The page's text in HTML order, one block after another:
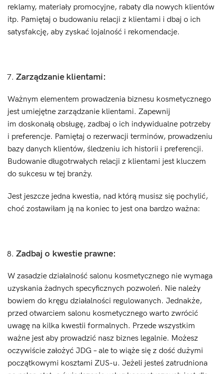
reklamy, materiały promocyjne, rabaty dla nowych klientów
itp. Pamiętaj o budowaniu relacji z klientami i dbaj o ich
satysfakcję, aby zyskać lojalność i rekomendacje.
Zarządzanie klientami:
Ważnym elementem prowadzenia biznesu kosmetycznego
jest umiejętne zarządzanie klientami. Zapewnij
im doskonałą obsługę, zadbaj o ich indywidualne potrzeby
i preferencje. Pamiętaj o rezerwacji terminów, prowadzeniu
bazy danych klientów, śledzeniu ich historii i preferencji.
Budowanie długotrwałych relacji z klientami jest kluczem
do sukcesu w tej branży.
Jest jeszcze jedna kwestia, nad którą musisz się pochylić,
choć zostawiłam ją na koniec to jest ona bardzo ważna:
Zadbaj o kwestie prawne:
W zasadzie działalność salonu kosmetycznego nie wymaga
uzyskania żadnych specyficznych pozwoleń. Nie należy
bowiem do kręgu działalności regulowanych. Jednakże,
przed otwarciem salonu kosmetycznego warto zwrócić
uwagę na kilka kwestii formalnych. Przede wszystkim
ważne jest aby prowadzić nasz biznes legalnie. Możesz
oczywiście założyć JDG – ale to wiąże się z dość dużymi
początkowymi kosztami ZUS-u. Jeżeli jesteś zatrudniona